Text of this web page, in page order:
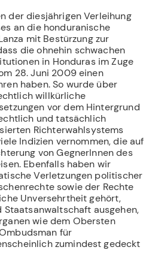
der diesjährigen Verleihung
an die honduranische
mit Bestürzung zur
die ohnehin schwachen
in Honduras im Zuge
28. Juni 2009 einen
haben. So wurde über
willkürliche
vor dem Hintergrund
und tatsächlich
Richterwahlsystems
Indizien vernommen, die auf
von GegnerInnen des
Ebenfalls haben wir
Verletzungen politischer
sowie der Rechte
Unversehrtheit gehört,
Staatsanwaltschaft ausgehen,
wie dem Obersten
für
zumindest gedeckt